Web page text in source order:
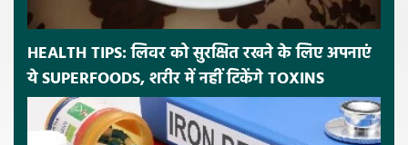
HEALTH TIPS: लिवर को सुरक्षित रखने के लिए अपनाएं
ये SUPERFOODS, शरीर में नहीं टिकेंगे TOXINS